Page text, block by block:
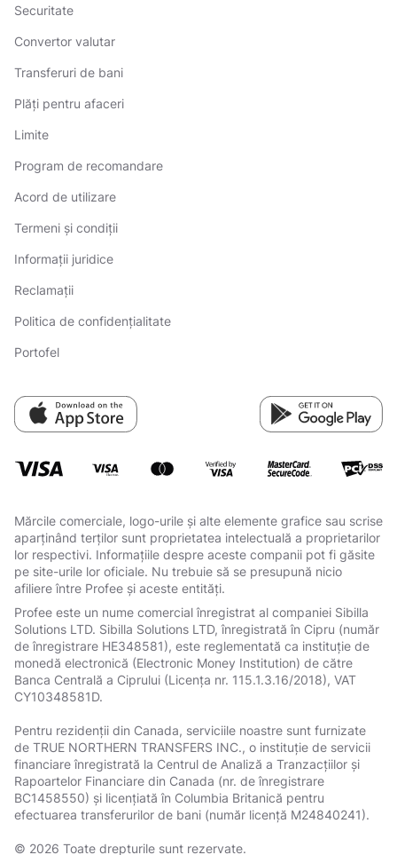
Securitate
Convertor valutar
Transferuri de bani
Plăți pentru afaceri
Limite
Program de recomandare
Acord de utilizare
Termeni și condiții
Informații juridice
Reclamații
Politica de confidențialitate
Portofel
Mărcile comerciale, logo-urile și alte elemente grafice sau scrise
aparținând terților sunt proprietatea intelectuală a proprietarilor
lor respectivi. Informațiile despre aceste companii pot fi găsite
pe site-urile lor oficiale. Nu trebuie să se presupună nicio
afiliere între Profee și aceste entități.
Profee este un nume comercial înregistrat al companiei Sibilla
Solutions LTD. Sibilla Solutions LTD, înregistrată în Cipru (număr
de înregistrare HE348581), este reglementată ca instituție de
monedă electronică (Electronic Money Institution) de către
Banca Centrală a Ciprului (Licența nr. 115.1.3.16/2018), VAT
СY10348581D.
Pentru rezidenții din Canada, serviciile noastre sunt furnizate
de TRUE NORTHERN TRANSFERS INC., o instituție de servicii
financiare înregistrată la Centrul de Analiză a Tranzacțiilor și
Rapoartelor Financiare din Canada (nr. de înregistrare
BC1458550) și licențiată în Columbia Britanică pentru
efectuarea transferurilor de bani (număr licență M24840241).
© 2026 Toate drepturile sunt rezervate.